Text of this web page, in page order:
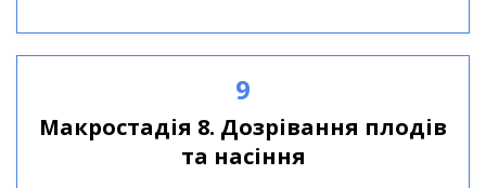
9
Макростадія 8. Дозрівання плодів
та насіння